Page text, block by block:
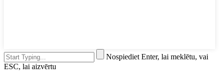
Nospiediet Enter, lai meklētu, vai
ESC, lai aizvērtu